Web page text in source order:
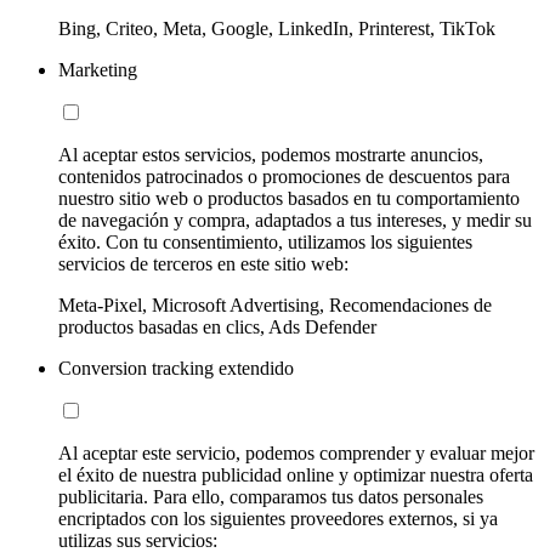
Bing, Criteo, Meta, Google, LinkedIn, Printerest, TikTok
Marketing
Al aceptar estos servicios, podemos mostrarte anuncios,
contenidos patrocinados o promociones de descuentos para
nuestro sitio web o productos basados en tu comportamiento
de navegación y compra, adaptados a tus intereses, y medir su
éxito. Con tu consentimiento, utilizamos los siguientes
servicios de terceros en este sitio web:
Meta-Pixel, Microsoft Advertising, Recomendaciones de
productos basadas en clics, Ads Defender
Conversion tracking extendido
Al aceptar este servicio, podemos comprender y evaluar mejor
el éxito de nuestra publicidad online y optimizar nuestra oferta
publicitaria. Para ello, comparamos tus datos personales
encriptados con los siguientes proveedores externos, si ya
utilizas sus servicios: